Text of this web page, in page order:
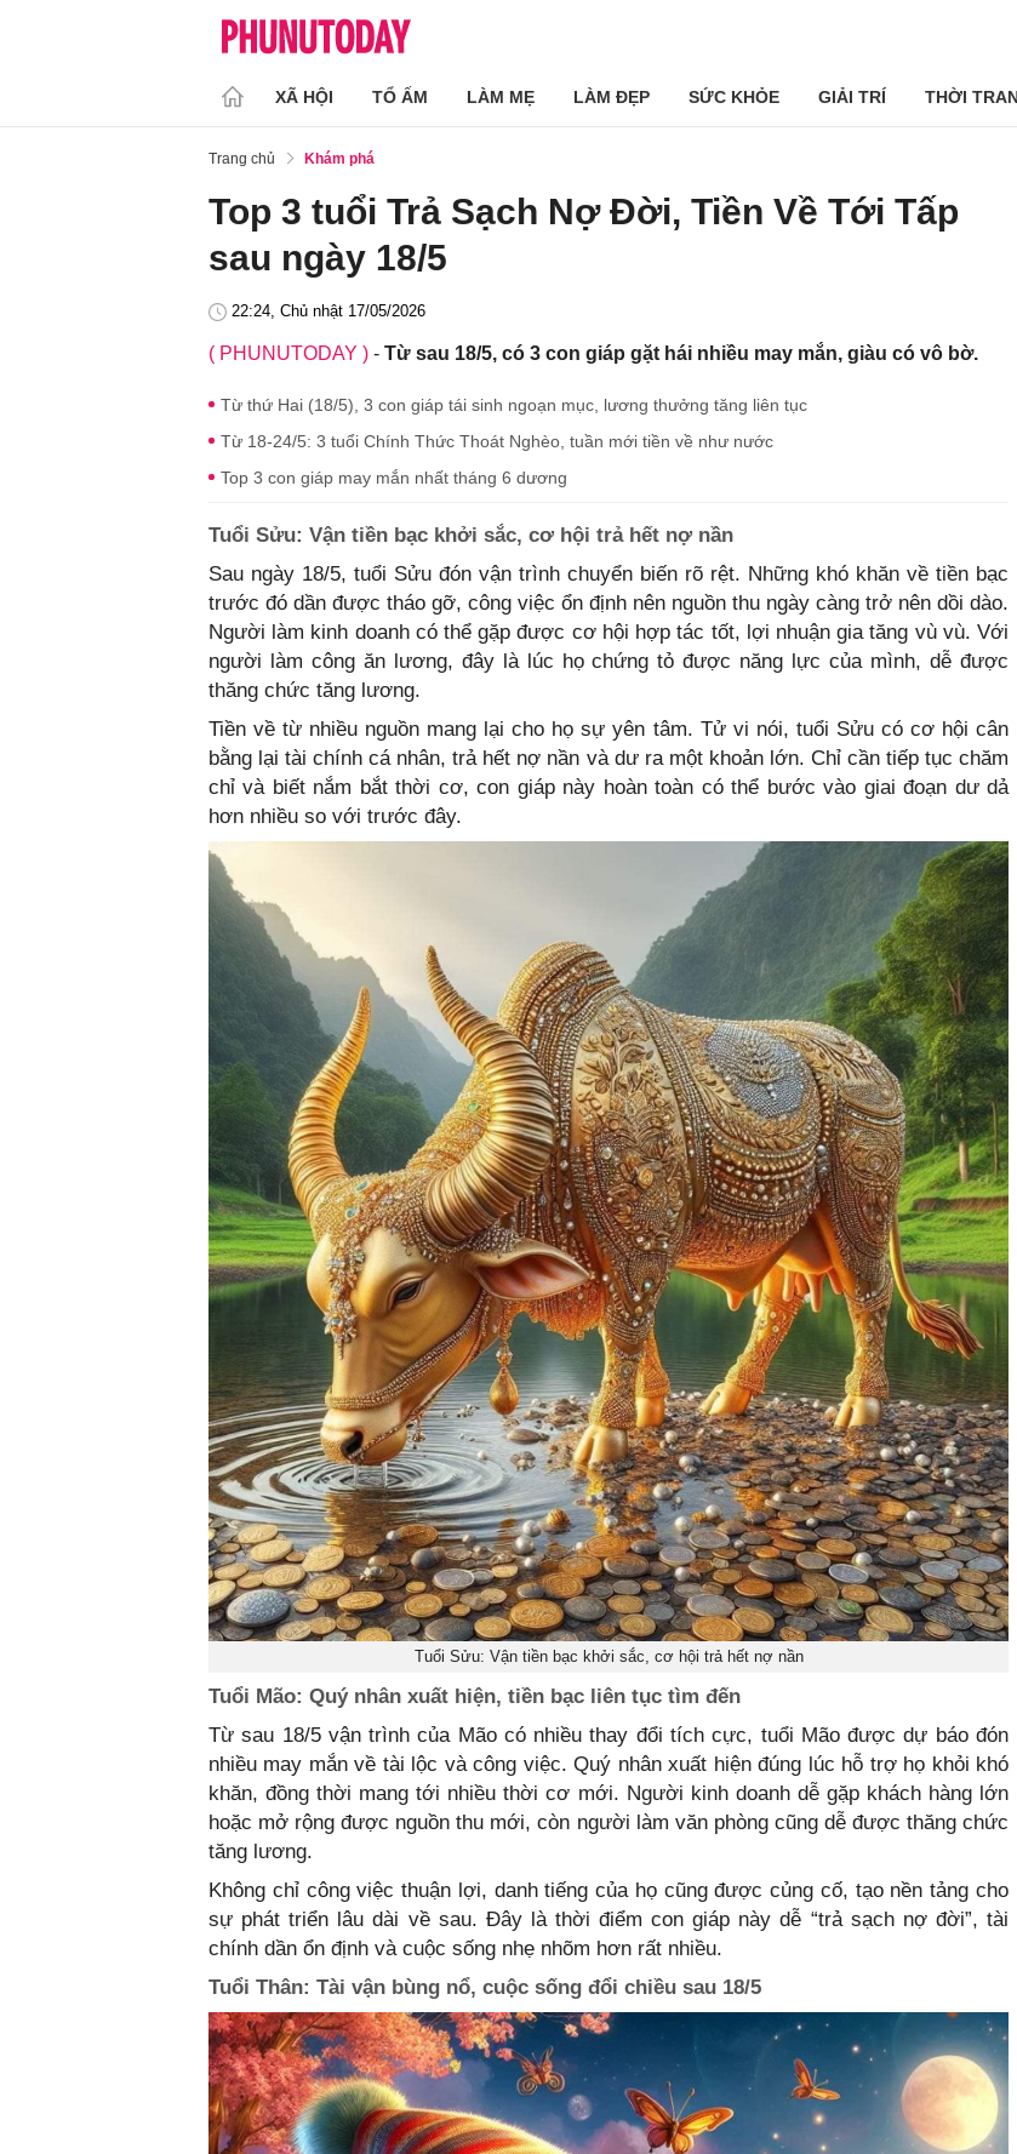
XÃ HỘI TỔ ẤM LÀM MẸ LÀM ĐẸP SỨC KHỎE GIẢI TRÍ THỜI
Trang chủ Khám phá
Top 3 tuổi Trả Sạch Nợ Đời, Tiền Về Tới Tấp
sau ngày 18/5
22:24, Chủ nhật 17/05/2026
( PHUNUTODAY ) - Từ sau 18/5, có 3 con giáp gặt hái nhiều may mắn, giàu có vô bờ.
Từ thứ Hai (18/5), 3 con giáp tái sinh ngoạn mục, lương thưởng tăng liên tục
Từ 18-24/5: 3 tuổi Chính Thức Thoát Nghèo, tuần mới tiền về như nước
Top 3 con giáp may mắn nhất tháng 6 dương
Tuổi Sửu: Vận tiền bạc khởi sắc, cơ hội trả hết nợ nần
Sau ngày 18/5, tuổi Sửu đón vận trình chuyển biến rõ rệt. Những khó khăn về tiền bạc
trước đó dần được tháo gỡ, công việc ổn định nên nguồn thu ngày càng trở nên dồi dào.
Người làm kinh doanh có thể gặp được cơ hội hợp tác tốt, lợi nhuận gia tăng vù vù. Với
người làm công ăn lương, đây là lúc họ chứng tỏ được năng lực của mình, dễ được
thăng chức tăng lương.
Tiền về từ nhiều nguồn mang lại cho họ sự yên tâm. Tử vi nói, tuổi Sửu có cơ hội cân
bằng lại tài chính cá nhân, trả hết nợ nần và dư ra một khoản lớn. Chỉ cần tiếp tục chăm
chỉ và biết nắm bắt thời cơ, con giáp này hoàn toàn có thể bước vào giai đoạn dư dả
hơn nhiều so với trước đây.
Tuổi Sửu: Vận tiền bạc khởi sắc, cơ hội trả hết nợ nần
Tuổi Mão: Quý nhân xuất hiện, tiền bạc liên tục tìm đến
Từ sau 18/5 vận trình của Mão có nhiều thay đổi tích cực, tuổi Mão được dự báo đón
nhiều may mắn về tài lộc và công việc. Quý nhân xuất hiện đúng lúc hỗ trợ họ khỏi khó
khăn, đồng thời mang tới nhiều thời cơ mới. Người kinh doanh dễ gặp khách hàng lớn
hoặc mở rộng được nguồn thu mới, còn người làm văn phòng cũng dễ được thăng chức
tăng lương.
Không chỉ công việc thuận lợi, danh tiếng của họ cũng được củng cố, tạo nền tảng cho
sự phát triển lâu dài về sau. Đây là thời điểm con giáp này dễ “trả sạch nợ đời”, tài
chính dần ổn định và cuộc sống nhẹ nhõm hơn rất nhiều.
Tuổi Thân: Tài vận bùng nổ, cuộc sống đổi chiều sau 18/5